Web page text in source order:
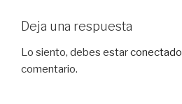
Deja una respuesta
Lo siento, debes estarconectado
comentario.